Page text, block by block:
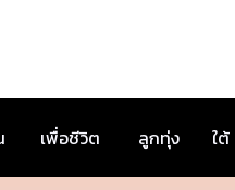
เพื่อชีวิต ลูกทุ่ง ใต้